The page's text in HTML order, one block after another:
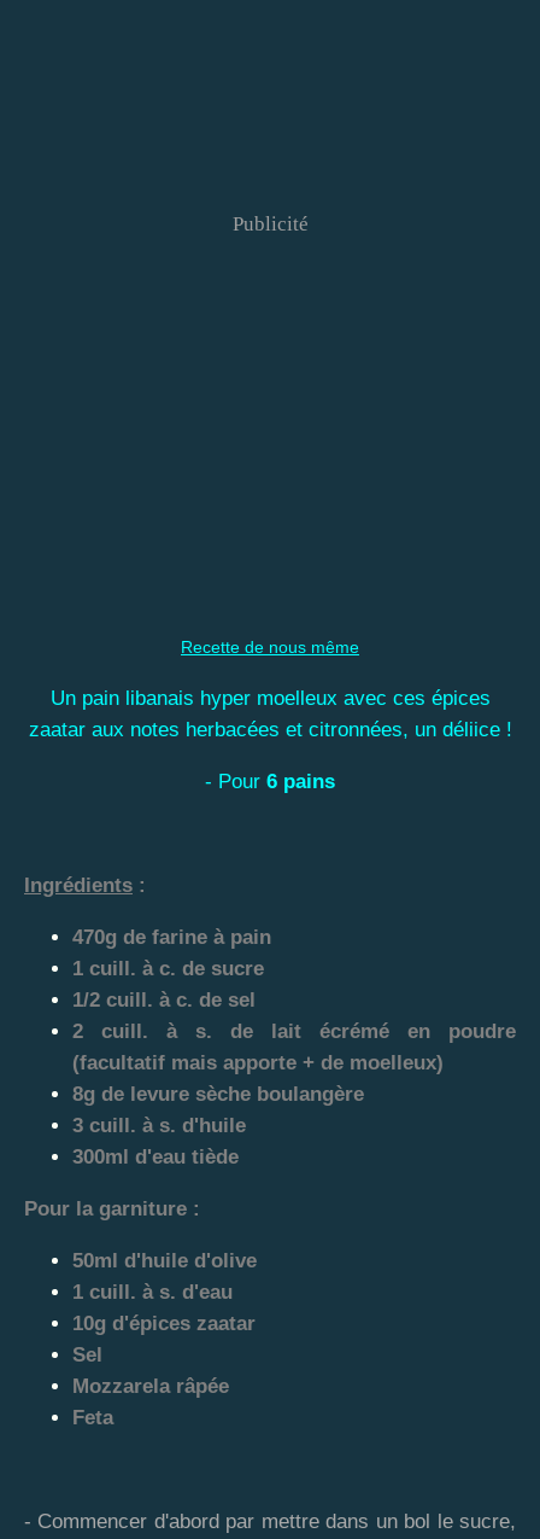
Publicité
Recette de nous même
Un pain libanais hyper moelleux avec ces épices
zaatar aux notes herbacées et citronnées, un déliice !
- Pour 6 pains
Ingrédients :
470g de farine à pain
1 cuill. à c. de sucre
1/2 cuill. à c. de sel
2 cuill. à s. de lait écrémé en poudre
(facultatif mais apporte + de moelleux)
8g de levure sèche boulangère
3 cuill. à s. d'huile
300ml d'eau tiède
Pour la garniture :
50ml d'huile d'olive
1 cuill. à s. d'eau
10g d'épices zaatar
Sel
Mozzarela râpée
Feta
- Commencer d'abord par mettre dans un bol le sucre,